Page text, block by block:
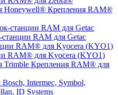
Крепления RAM®
RAM для Getac
RAM® для Kyocera (KYO1)
Крепления RAM® для